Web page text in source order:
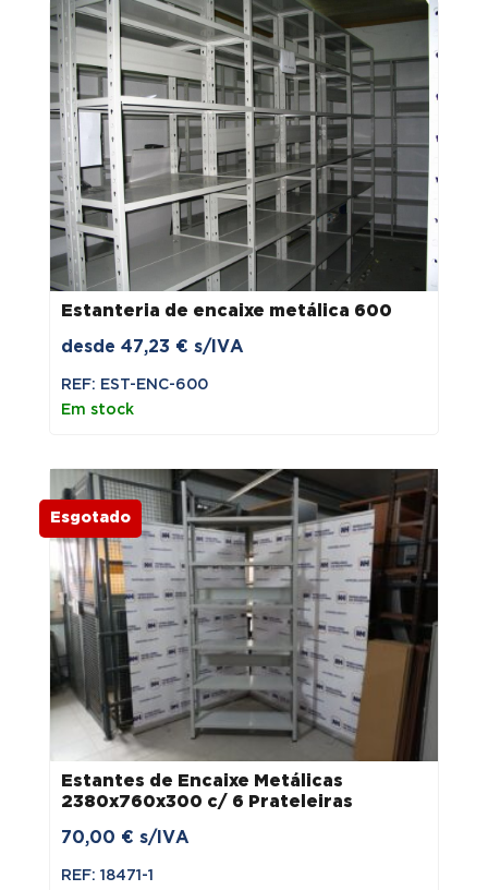
Estanteria de encaixe metálica 600
desde 47,23 € s/IVA
REF: EST-ENC-600
Em stock
Estantes de Encaixe Metálicas
2380x760x300 c/ 6 Prateleiras
70,00 € s/IVA
REF: 18471-1
Esgotado